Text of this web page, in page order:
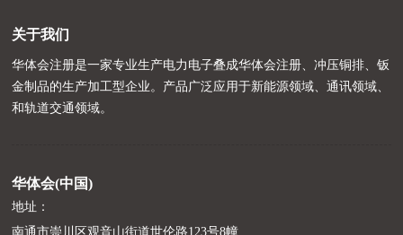
关于我们
华体会注册是一家专业生产电力电子叠成华体会注册、冲压铜排、钣
金制品的生产加工型企业。产品广泛应用于新能源领域、通讯领域、
和轨道交通领域。
华体会(中国)
地址：
南通市崇川区观音山街道世伦路123号8幢